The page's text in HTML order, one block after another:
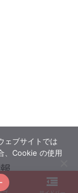
ェブサイトでは
、Cookie の使用